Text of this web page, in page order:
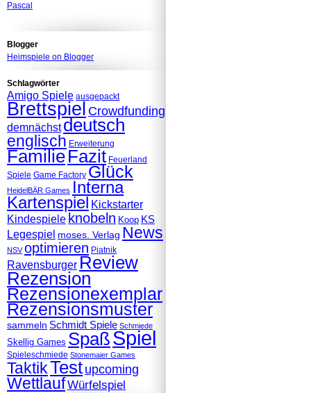
Pascal
Blogger
Heimspiele on Blogger
Schlagwörter
Amigo Spiele ausgepackt
Brettspiel Crowdfunding
demnächst deutsch
englisch Erweiterung
FamilieFazit Feuerland
Spiele Game Factory Glück
HeidelBÄR Games Interna
Kartenspiel Kickstarter
Kindespiele knobeln Koop KS
Legespiel moses. Verlag News
NSV optimieren Piatnik
RavensburgerReview
Rezension
Rezensionexemplar
Rezensionsmuster
sammeln Schmidt Spiele Schmiede
Skellig Games SpaßSpiel
Spieleschmiede Stonemaier Games
TaktikTest upcoming
WettlaufWürfelspiel